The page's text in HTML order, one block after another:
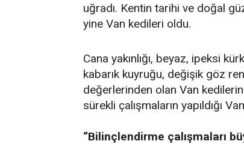
uğradı. Kentin tarihi ve doğal
yine Van kedileri oldu.
Cana yakınlığı, beyaz, ipeksi
kabarık kuyruğu, değişik göz
değerlerinden olan Van
sürekli çalışmaların yapıldığı
“Bilinçlendirme çalışmaları